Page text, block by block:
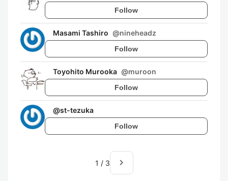
Follow
Masami Tashiro @nineheadz
Follow
Toyohito Murooka @muroon
Follow
@st-tezuka
Follow
1 / 3 navigate_next